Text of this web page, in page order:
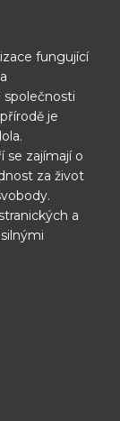
fungující
společnosti
je
se zajímají o
za život
stranických a